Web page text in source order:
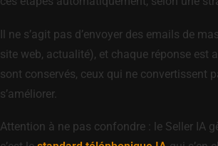
Il ne s’agit pas d’envoyer des emails de
site web, actualité), et chaque réponse est
sont conservés, ceux qui ne convertissent
s’améliorer.
Attention à ne pas confondre : le Seller IA